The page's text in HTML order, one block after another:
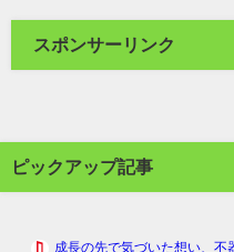
スポンサーリンク
ピックアップ記事